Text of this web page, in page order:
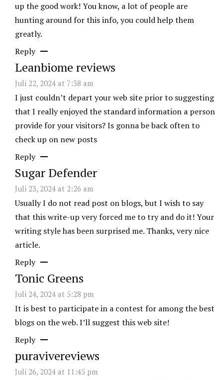
up the good work! You know, a lot of people are
hunting around for this info, you could help them
greatly.
Reply
Leanbiome reviews
Juli 22, 2024 at 7:38 am
I just couldn’t depart your web site prior to suggesting
that I really enjoyed the standard information a person
provide for your visitors? Is gonna be back often to
check up on new posts
Reply
Sugar Defender
Juli 23, 2024 at 2:26 am
Usually I do not read post on blogs, but I wish to say
that this write-up very forced me to try and do it! Your
writing style has been surprised me. Thanks, very nice
article.
Reply
Tonic Greens
Juli 24, 2024 at 5:28 pm
It is best to participate in a contest for among the best
blogs on the web. I’ll suggest this web site!
Reply
puravivereviews
Juli 26, 2024 at 11:45 pm